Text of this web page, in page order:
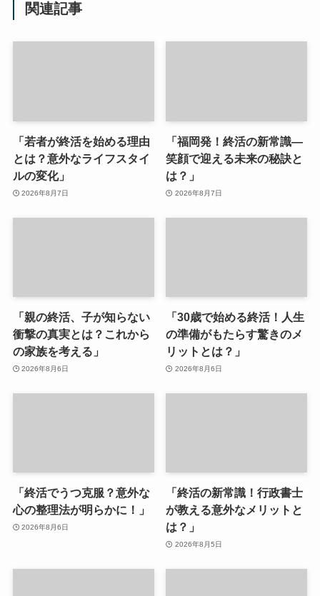
関連記事
「若者が終活を始める理由
とは？意外なライフスタイ
ルの変化」
2026年8月7日
「福岡発！終活の新常識—
笑顔で迎える未来の秘訣と
は？」
2026年8月7日
「親の終活、子が知らない
衝撃の真実とは？これから
の家族を考える」
2026年8月6日
「30歳で始める終活！人生
の準備がもたらす驚きのメ
リットとは？」
2026年8月6日
「終活でうつ克服？意外な
心の整理法が明らかに！」
2026年8月6日
「終活の新常識！行政書士
が教える意外なメリットと
は？」
2026年8月5日